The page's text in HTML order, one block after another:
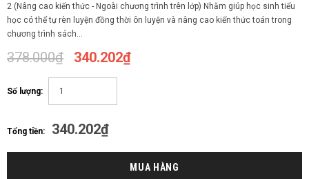
2 (Nâng cao kiến thức - Ngoài chương trình trên lớp) Nhằm giúp học sinh tiểu
học có thể tự rèn luyện đồng thời ôn luyện và nâng cao kiến thức toán trong
chương trình sách...
378.000₫ 340.202₫
Số lượng:
Tổng tiền: 340.202₫